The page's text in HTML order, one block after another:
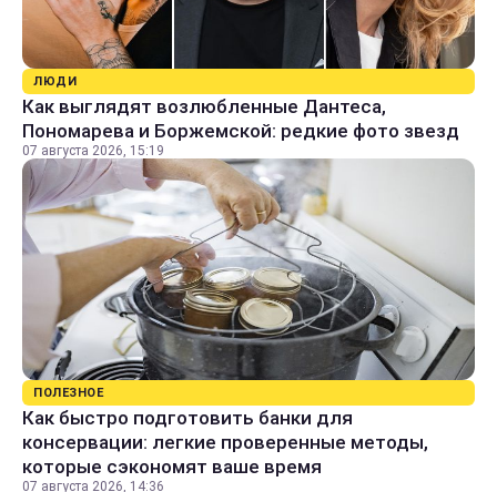
ЛЮДИ
Как выглядят возлюбленные Дантеса,
Пономарева и Боржемской: редкие фото звезд
07 августа 2026, 15:19
ПОЛЕЗНОЕ
Как быстро подготовить банки для
консервации: легкие проверенные методы,
которые сэкономят ваше время
07 августа 2026, 14:36